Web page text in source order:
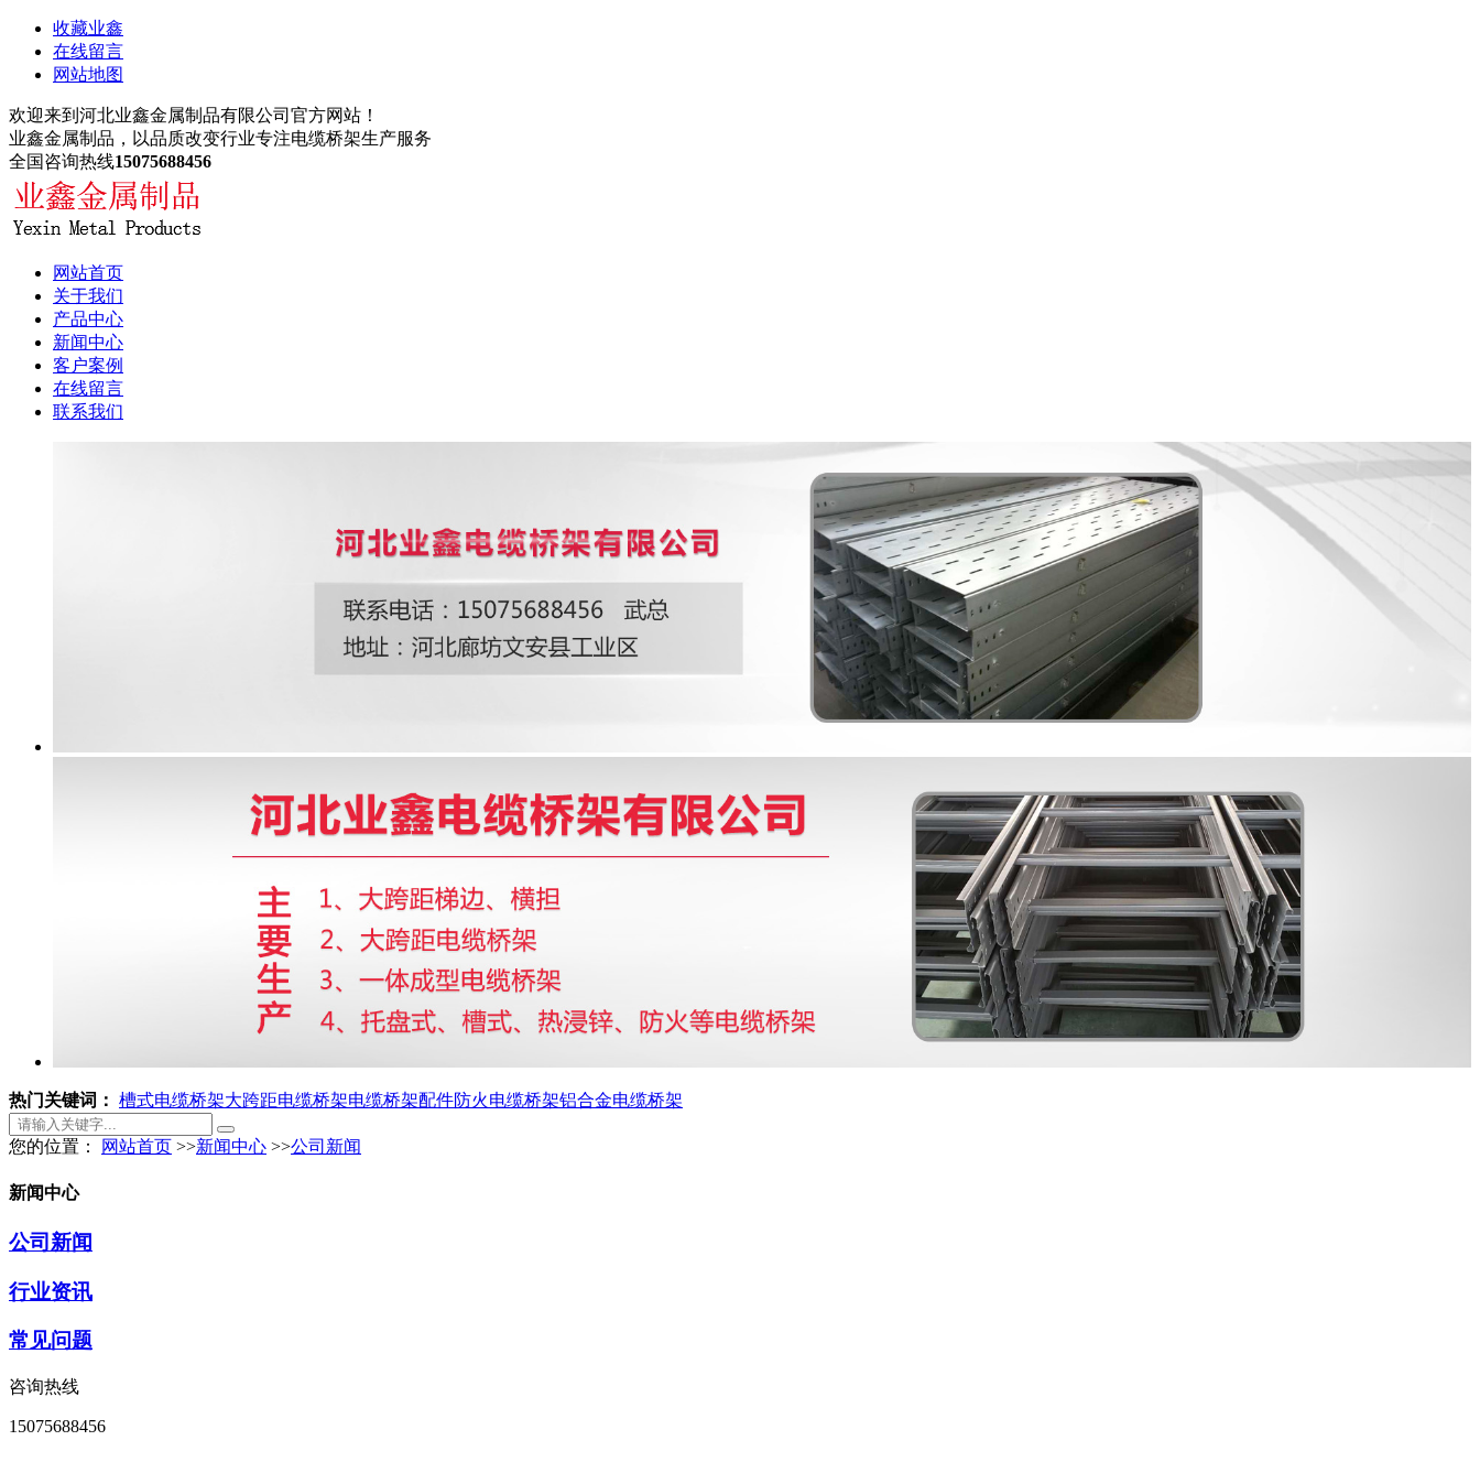
收藏业鑫
在线留言
网站地图
欢迎来到河北业鑫金属制品有限公司官方网站！
业鑫金属制品，以品质改变行业专注电缆桥架生产服务
全国咨询热线15075688456
网站首页
关于我们
产品中心
新闻中心
客户案例
在线留言
联系我们
热门关键词： 槽式电缆桥架大跨距电缆桥架电缆桥架配件防火电缆桥架铝合金电缆桥架
您的位置： 网站首页 >>新闻中心 >>公司新闻
新闻中心
公司新闻
行业资讯
常见问题
咨询热线
15075688456